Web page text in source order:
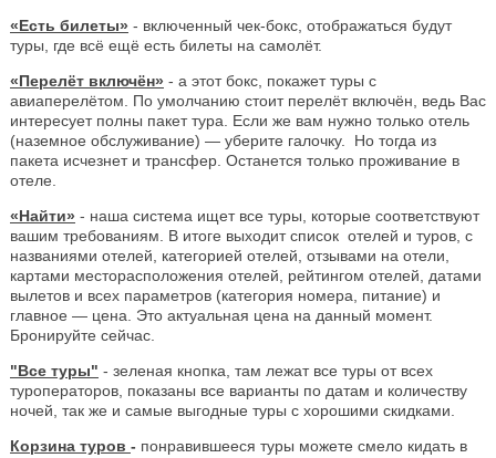
«Есть билеты» - включенный чек-бокс, отображаться будут
туры, где всё ещё есть билеты на самолёт.
«Перелёт включён» - а этот бокс, покажет туры с
авиаперелётом. По умолчанию стоит перелёт включён, ведь Вас
интересует полны пакет тура. Если же вам нужно только отель
(наземное обслуживание) — уберите галочку. Но тогда из
пакета исчезнет и трансфер. Останется только проживание в
отеле.
«Найти» - наша система ищет все туры, которые соответствуют
вашим требованиям. В итоге выходит список отелей и туров, с
названиями отелей, категорией отелей, отзывами на отели,
картами месторасположения отелей, рейтингом отелей, датами
вылетов и всех параметров (категория номера, питание) и
главное — цена. Это актуальная цена на данный момент.
Бронируйте сейчас.
"Все туры" - зеленая кнопка, там лежат все туры от всех
туроператоров, показаны все варианты по датам и количеству
ночей, так же и самые выгодные туры с хорошими скидками.
Корзина туров - понравившееся туры можете смело кидать в